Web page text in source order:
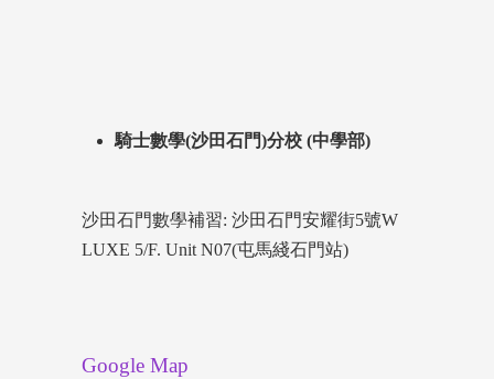
騎士數學(沙田石門)分校 (中學部)
沙田石門數學補習: 沙田石門安耀街5號W
LUXE 5/F. Unit N07(屯馬綫石門站)
Google Map